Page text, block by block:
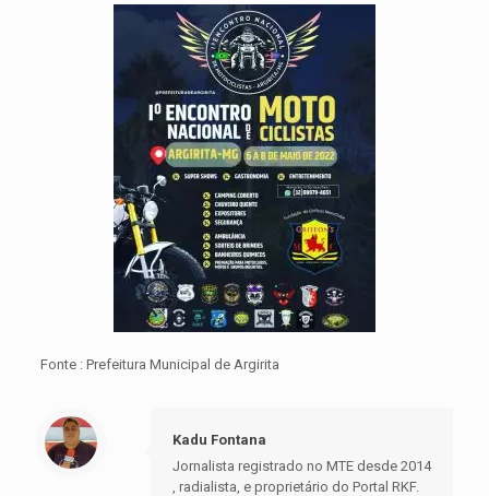
Fonte : Prefeitura Municipal de Argirita
Kadu Fontana
Jornalista registrado no MTE desde 2014
, radialista, e proprietário do Portal RKF.